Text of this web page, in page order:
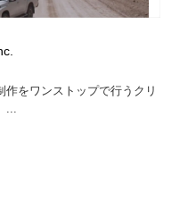
をワンストップで行うクリ